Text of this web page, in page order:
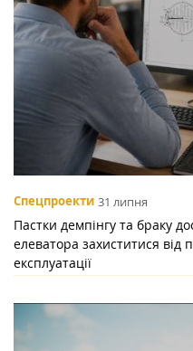
Спецпроекти 31 липня
Пастки демпінгу та браку
елеватора захиститися від
експлуатації